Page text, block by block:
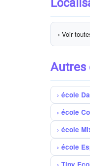
› Voir
Autres
école
école
école
école